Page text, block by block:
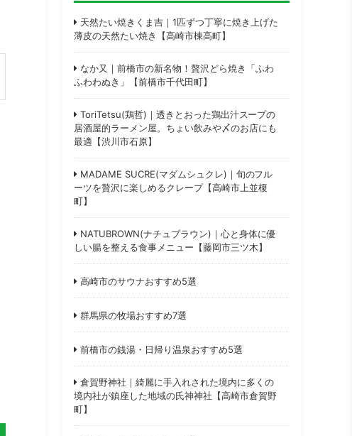
天然たい焼きくま吉｜1匹ずつ丁寧に焼き上げた
薄皮の天然たい焼き【高崎市棟高町】
なか又｜前橋市の新名物！贅沢どら焼き「ふわ
ふわわぬき」【前橋市千代田町】
ToriTetsu(鶏哲)｜透きとおった鶏出汁スープの
居酒屋的ラーメン屋。ちょい飲みや〆のお店にも
最適【渋川市石原】
MADAME SUCRE(マダムシュクレ)｜旬のフル
ーツを贅沢に楽しめるクレープ【高崎市上並榎
町】
NATUBROWN(ナチュブラウン)｜心と身体に優
しい腸を整える食事メニュー【藤岡市三ツ木】
高崎市のサウナおすすめ5選
群馬県の牧場おすすめ7選
前橋市の銭湯・日帰り温泉おすすめ5選
倉賀野神社｜綺麗に手入れされた境内に多くの
境内社が鎮座した地域の氏神神社【高崎市倉賀野
町】